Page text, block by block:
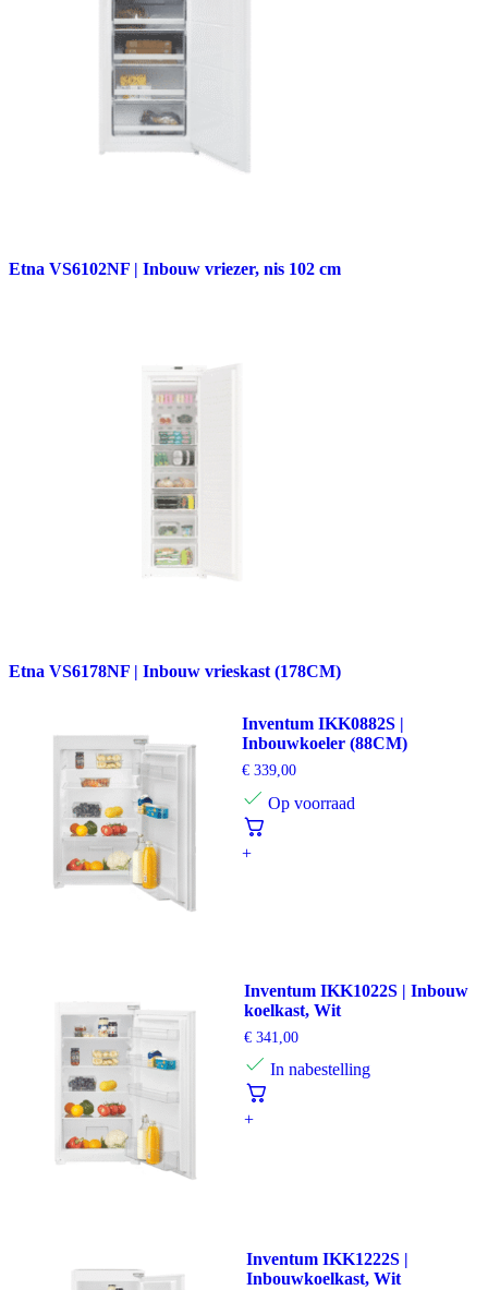
Etna VS6102NF | Inbouw vriezer, nis 102 cm
Etna VS6178NF | Inbouw vrieskast (178CM)
Inventum IKK0882S |
Inbouwkoeler (88CM)
€ 339,00
Op voorraad
+
Inventum IKK1022S | Inbouw
koelkast, Wit
€ 341,00
In nabestelling
+
Inventum IKK1222S |
Inbouwkoelkast, Wit